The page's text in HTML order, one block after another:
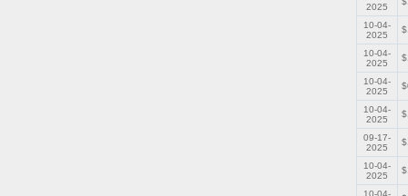
2025
10-04-
2025
10-04-
2025
10-04-
2025
10-04-
2025
09-17-
2025
10-04-
2025
10-04-